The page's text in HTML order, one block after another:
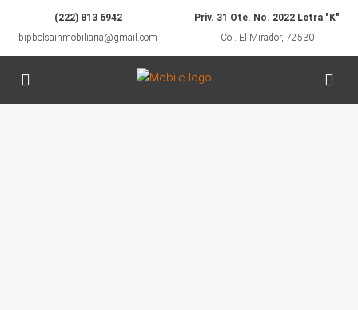
(222) 813 6942
bipbolsainmobiliaria@gmail.com
Priv. 31 Ote. No. 2022 Letra "K"
Col. El Mirador, 72530